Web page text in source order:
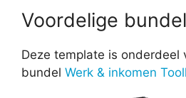
Voordelige bundel
Deze template is onderdeel
bundel Werk & inkomen